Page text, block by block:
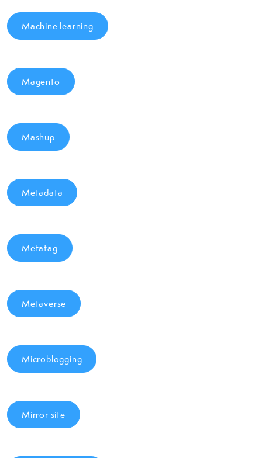
Machine learning
Magento
Mashup
Metadata
Metatag
Metaverse
Microblogging
Mirror site